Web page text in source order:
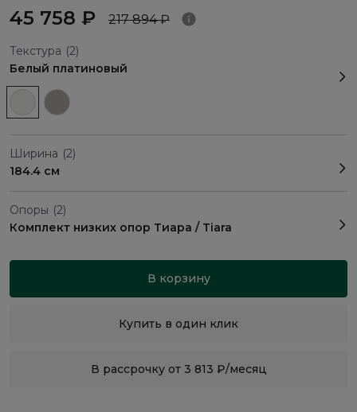
45 758 ₽ 217 894 ₽
Текстура (2)
Белый платиновый
Ширина (2)
184.4 см
Опоры (2)
Комплект низких опор Тиара / Tiara
В корзину
Купить в один клик
В рассрочку от 3 813 ₽/месяц